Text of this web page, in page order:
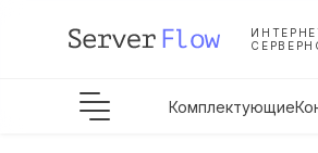
Комплектующие